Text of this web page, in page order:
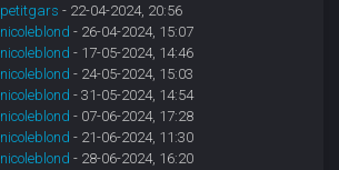
petitgars - 22-04-2024, 20:56
nicoleblond - 26-04-2024, 15:07
nicoleblond - 17-05-2024, 14:46
nicoleblond - 24-05-2024, 15:03
nicoleblond - 31-05-2024, 14:54
nicoleblond - 07-06-2024, 17:28
nicoleblond - 21-06-2024, 11:30
nicoleblond - 28-06-2024, 16:20